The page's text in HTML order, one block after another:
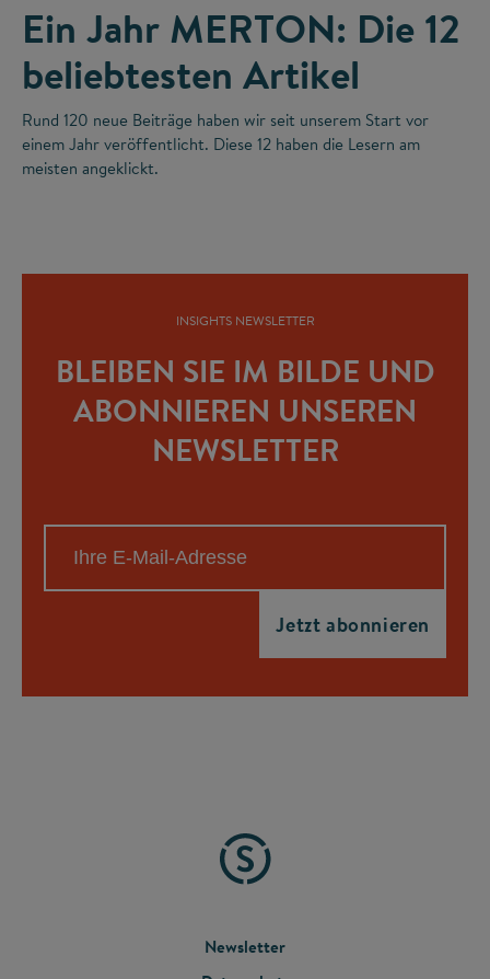
Ein Jahr MERTON: Die 12
beliebtesten Artikel
Rund 120 neue Beiträge haben wir seit unserem Start vor
einem Jahr veröffentlicht. Diese 12 haben die Lesern am
meisten angeklickt.
INSIGHTS NEWSLETTER
BLEIBEN SIE IM BILDE UND
ABONNIEREN UNSEREN
NEWSLETTER
FOOTER
Newsletter